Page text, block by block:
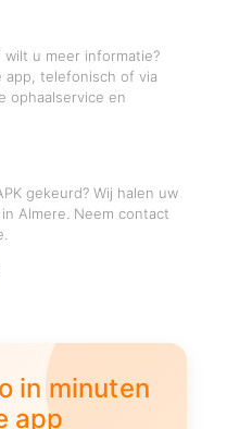
u meer informatie?
app, telefonisch of via
ophaalservice en
gekeurd? Wij halen uw
Almere. Neem contact
in minuten
app